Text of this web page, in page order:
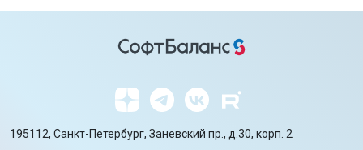
195112, Санкт-Петербург, Заневский пр., д.30, корп. 2